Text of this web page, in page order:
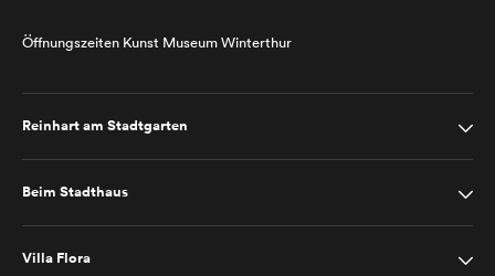
Öffnungszeiten Kunst Museum Winterthur
Reinhart am Stadtgarten
Beim Stadthaus
Villa Flora